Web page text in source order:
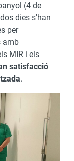
(4 de
dies s'han
per
amb
MIR i els
satisfacció
.